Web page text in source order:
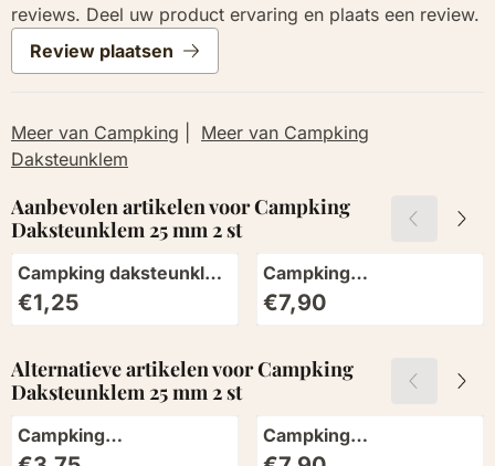
reviews. Deel uw product ervaring en plaats een review.
Review plaatsen
Meer van Campking
Meer van Campking
Daksteunklem
Aanbevolen artikelen voorCampking
Daksteunklem 25 mm 2 st
Campking daksteunklem
22 mm (21-23mm)
Prijs: 1,25
€1,25
Campking
Daksteunklem 32 mm 2
st
Prijs: 7,90
€7,90
Alternatieve artikelen voorCampking
Daksteunklem 25 mm 2 st
Campking
Daksteunklem 19 mm 2
Prijs: 3,75
Campking
Daksteunklem 32 mm 2
Prijs: 7,90